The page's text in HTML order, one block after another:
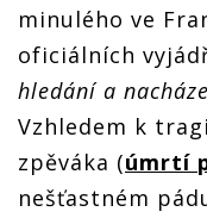
minulého ve
oficiálních
hledání a
Vzhledem k
zpěváka (úmrtí
nešťastném